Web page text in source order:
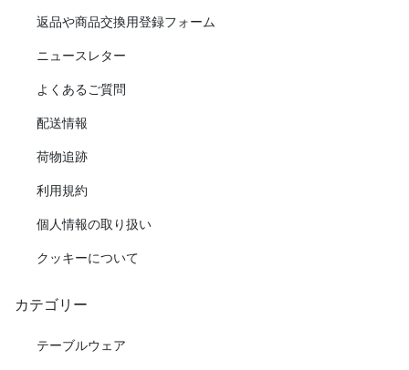
返品や商品交換用登録フォーム
ニュースレター
よくあるご質問
配送情報
荷物追跡
利用規約
個人情報の取り扱い
クッキーについて
カテゴリー
テーブルウェア